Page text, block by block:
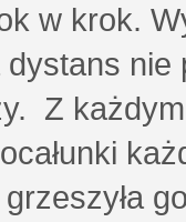
w krok.
Z